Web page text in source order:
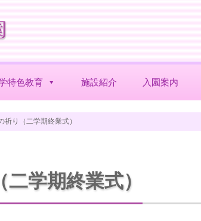
特色教育 施設紹介 入園案内
祈り（二学期終業式）
学期終業式）